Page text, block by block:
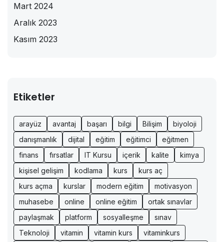
Mart 2024
Aralık 2023
Kasım 2023
Etiketler
arayüz avantaj başarı bilgi Bilişim
biyoloji
danışmanlık
dijital eğitim eğitimci
eğitmen
finans
fırsatlar IT Kursu içerik kalite
kimya
kişisel gelişim
kodlama kurs
kurs aç
kurs açma
kurslar modern eğitim
motivasyon
muhasebe
online online eğitim
ortak sınavlar
paylaşmak
platform sosyalleşme
sınav
Teknoloji
vitamin vitamin kurs
vitaminkurs